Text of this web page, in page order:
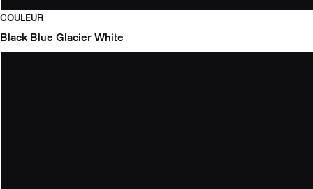
COULEUR
Black Blue Glacier White